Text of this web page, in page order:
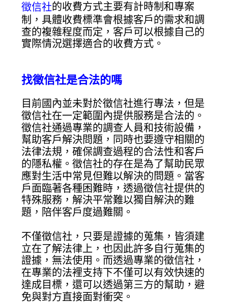
徵信社的收費方式主要有計時制和專案
制，具體收費標準會根據客戶的需求和調
查的複雜程度而定，客戶可以根據自己的
實際情況選擇適合的收費方式。
找徵信社是合法的嗎
目前國內並未對於徵信社進行專法，但是
徵信社在一定範圍內提供服務是合法的。
徵信社通過專業的調查人員和技術設備，
幫助客戶解決問題，同時也要遵守相關的
法律法規，確保調查過程的合法性和客戶
的隱私權。徵信社的存在是為了幫助民眾
應對生活中常見但難以解決的問題。當客
戶面臨著各種困難時，透過徵信社提供的
特殊服務，解決平常難以獨自解決的難
題，陪伴客戶度過難關。
不僅徵信社，只要是證據的蒐集，皆須建
立在了解法律上，也因此許多自行蒐集的
證據，無法使用。而透過專業的徵信社，
在專業的法裡支持下不僅可以有效快速的
達成目標，還可以透過第三方的幫助，避
免與對方直接面對衝突。